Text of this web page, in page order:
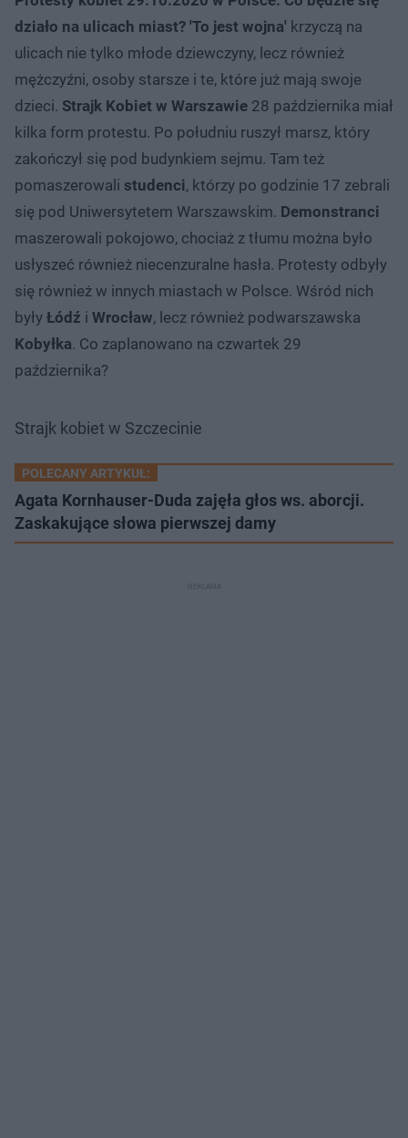
działo na ulicach miast? 'To jest wojna' krzyczą na
ulicach nie tylko młode dziewczyny, lecz również
mężczyźni, osoby starsze i te, które już mają swoje
dzieci. Strajk Kobiet w Warszawie 28 października miał
kilka form protestu. Po południu ruszył marsz, który
zakończył się pod budynkiem sejmu. Tam też
pomaszerowali studenci, którzy po godzinie 17 zebrali
się pod Uniwersytetem Warszawskim. Demonstranci
maszerowali pokojowo, chociaż z tłumu można było
usłyszeć również niecenzuralne hasła. Protesty odbyły
się również w innych miastach w Polsce. Wśród nich
były Łódź i Wrocław, lecz również podwarszawska
Kobyłka. Co zaplanowano na czwartek 29
października?
Strajk kobiet w Szczecinie
POLECANY ARTYKUŁ:
Agata Kornhauser-Duda zajęła głos ws. aborcji.
Zaskakujące słowa pierwszej damy